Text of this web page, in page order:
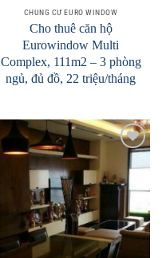
CHUNG CƯ EURO WINDOW
Cho thuê căn hộ
Eurowindow Multi
Complex, 111m2 – 3 phòng
ngủ, đủ đồ, 22 triệu/tháng
Add to
Wishlist